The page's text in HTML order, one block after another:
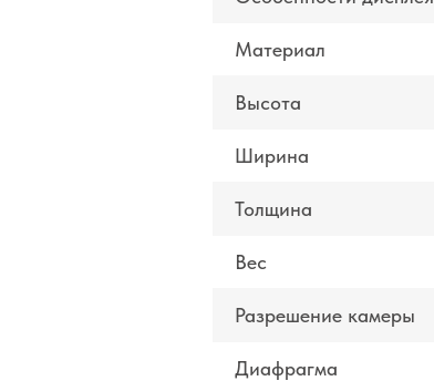
Материал
Высота
Ширина
Толщина
Вес
Разрешение камеры
Диафрагма